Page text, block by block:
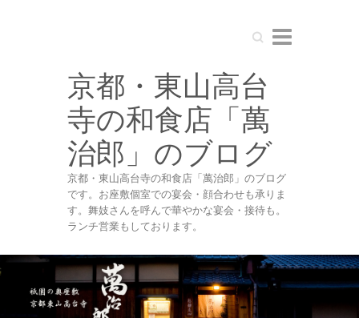
Search
京都・東山高台
寺の和食店「萬
治郎」のブログ
京都・東山高台寺の和食店「萬治郎」のブログ
です。お座敷個室での宴会・顔合わせも承りま
す。舞妓さんを呼んで華やかな宴会・接待も。
ランチ営業もしております。